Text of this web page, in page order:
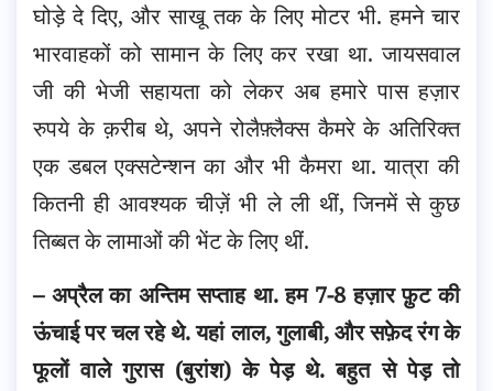
घोड़े दे दिए, और साखू तक के लिए मोटर भी. हमने चार
भारवाहकों को सामान के लिए कर रखा था. जायसवाल
जी की भेजी सहायता को लेकर अब हमारे पास हज़ार
रुपये के क़रीब थे, अपने रोलैफ़्लैक्स कैमरे के अतिरिक्त
एक डबल एक्सटेन्शन का और भी कैमरा था. यात्रा की
कितनी ही आवश्यक चीज़ें भी ले ली थीं, जिनमें से कुछ
तिब्बत के लामाओं की भेंट के लिए थीं.
– अप्रैल का अन्तिम सप्ताह था. हम 7-8 हज़ार फ़ुट की
ऊंचाई पर चल रहे थे. यहां लाल, गुलाबी, और सफ़ेद रंग के
फूलों वाले गुरास (बुरांश) के पेड़ थे. बहुत से पेड़ तो